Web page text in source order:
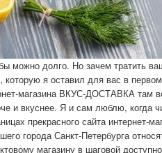
можно долго. Но зачем тратить
которую я оставил для вас в
магазина ВКУС-ДОСТАВКА там
и вкуснее. Я и сам люблю, когда
прекрасного сайта
города Санкт-Петербурга
магазину в шаговой